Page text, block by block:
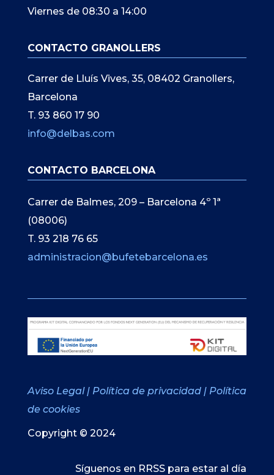
Viernes de 08:30 a 14:00
CONTACTO GRANOLLERS
Carrer de Lluís Vives, 35, 08402 Granollers,
Barcelona
T. 93 860 17 90
info@delbas.com
CONTACTO BARCELONA
Carrer de Balmes, 209 – Barcelona 4º 1ª
(08006)
T. 93 218 76 65
administracion@bufetebarcelona.es
Aviso Legal | Política de privacidad | Política
de cookies
Copyright © 2024
Síguenos en RRSS para estar al día